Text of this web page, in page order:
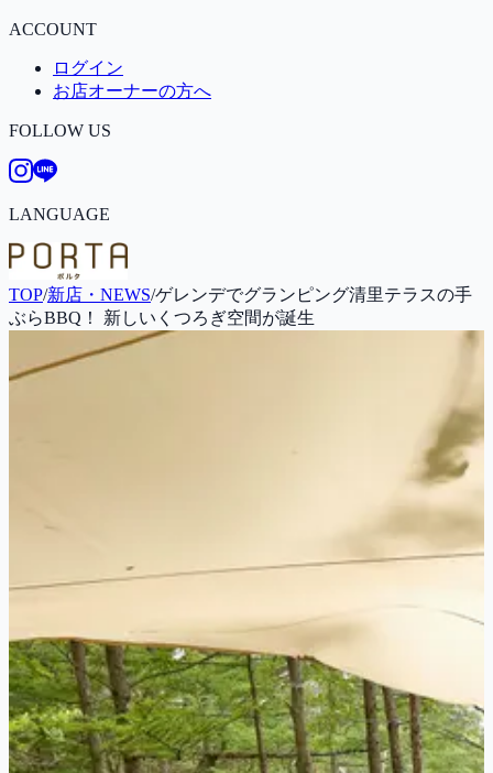
ACCOUNT
ログイン
お店オーナーの方へ
FOLLOW US
LANGUAGE
TOP/新店・NEWS/ゲレンデでグランピング清里テラスの手
ぶらBBQ！ 新しいくつろぎ空間が誕生